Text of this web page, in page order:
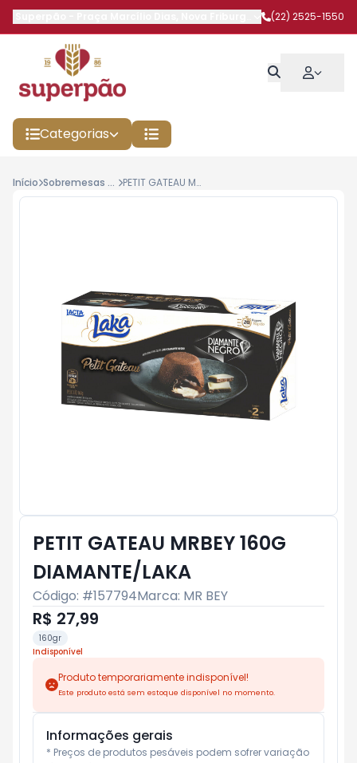
RJ(22) 2525-1550
Categorias
Início Sobremesas Congeladas PETIT GATEAU MRBEY 160G DIAMANTE/LAKA
PETIT GATEAU MRBEY 160G
DIAMANTE/LAKA
Código: #157794Marca: MR BEY
R$ 27,99
160gr
Indisponível
Produto temporariamente indisponível!
Este produto está sem estoque disponível no momento.
Informações gerais
* Preços de produtos pesáveis podem sofrer variação